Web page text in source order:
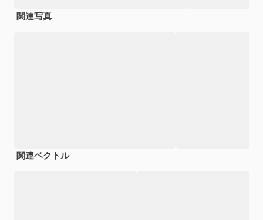
関連写真
関連ベクトル